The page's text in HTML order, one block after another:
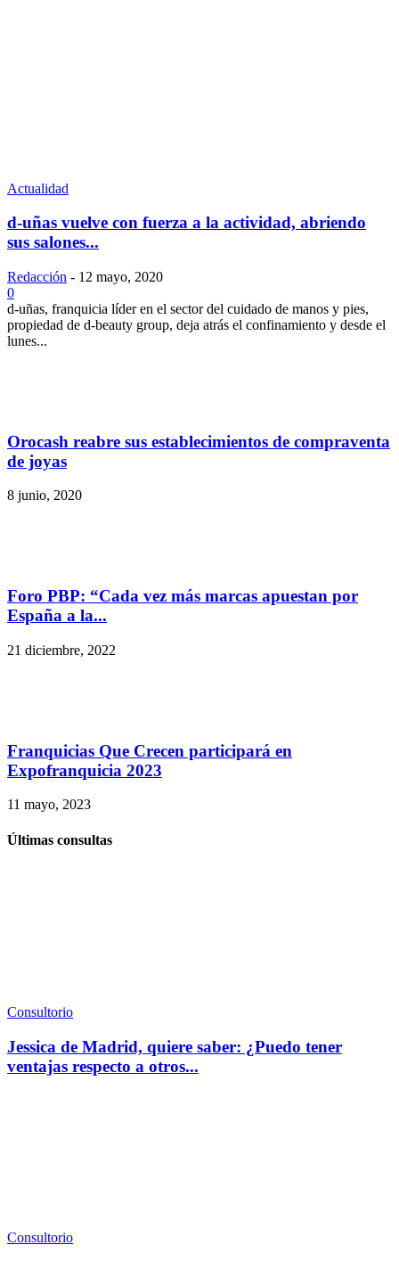
Actualidad
d-uñas vuelve con fuerza a la actividad, abriendo
sus salones...
Redacción - 12 mayo, 2020
0
d-uñas, franquicia líder en el sector del cuidado de manos y pies,
propiedad de d-beauty group, deja atrás el confinamiento y desde el
lunes...
Orocash reabre sus establecimientos de compraventa
de joyas
8 junio, 2020
Foro PBP: “Cada vez más marcas apuestan por
España a la...
21 diciembre, 2022
Franquicias Que Crecen participará en
Expofranquicia 2023
11 mayo, 2023
Últimas consultas
Consultorio
Jessica de Madrid, quiere saber: ¿Puedo tener
ventajas respecto a otros...
Consultorio